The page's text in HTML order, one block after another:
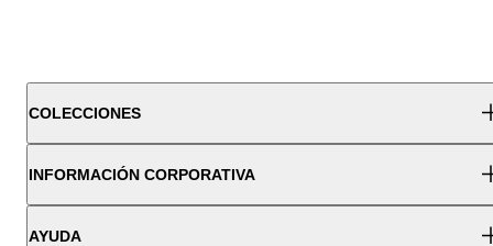
COLECCIONES
INFORMACIÓN CORPORATIVA
AYUDA